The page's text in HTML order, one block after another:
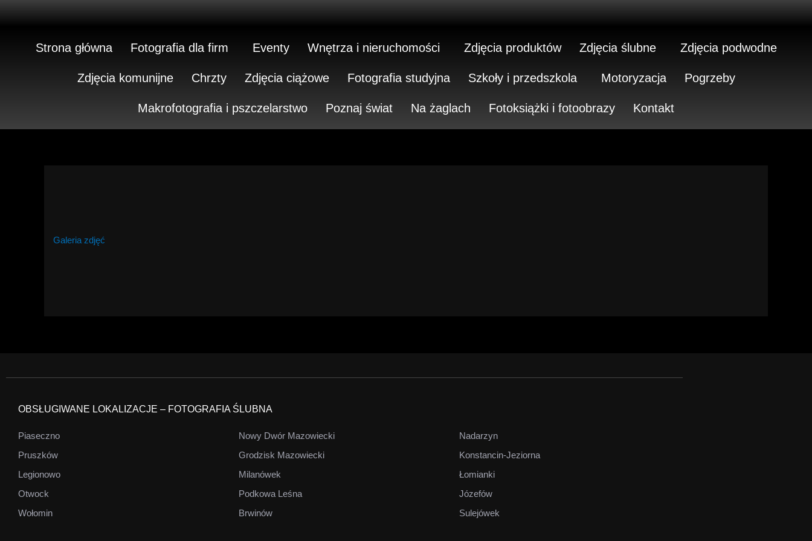
Strona główna Fotografia dla firm Eventy Wnętrza i nieruchomości Zdjęcia produktów Zdjęcia ślubne Zdjęcia podwodne
Zdjęcia komunijne Chrzty Zdjęcia ciążowe Fotografia studyjna Szkoły i przedszkola Motoryzacja Pogrzeby
Makrofotografia i pszczelarstwo Poznaj świat Na żaglach Fotoksiążki i fotoobrazy Kontakt
Galeria zdjęć
OBSŁUGIWANE LOKALIZACJE – FOTOGRAFIA ŚLUBNA
Piaseczno
Pruszków
Legionowo
Otwock
Wołomin
Nowy Dwór Mazowiecki
Grodzisk Mazowiecki
Milanówek
Podkowa Leśna
Brwinów
Nadarzyn
Konstancin-Jeziorna
Łomianki
Józefów
Sulejówek